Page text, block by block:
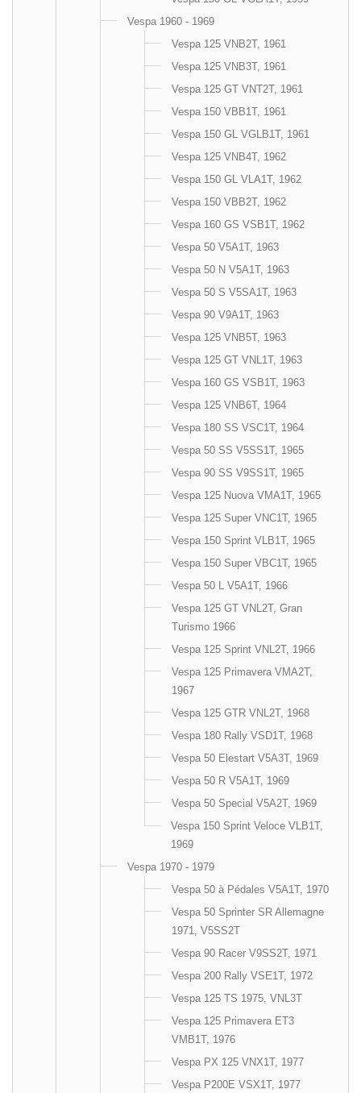
Vespa 1960 - 1969
Vespa 125 VNB2T, 1961
Vespa 125 VNB3T, 1961
Vespa 125 GT VNT2T, 1961
Vespa 150 VBB1T, 1961
Vespa 150 GL VGLB1T, 1961
Vespa 125 VNB4T, 1962
Vespa 150 GL VLA1T, 1962
Vespa 150 VBB2T, 1962
Vespa 160 GS VSB1T, 1962
Vespa 50 V5A1T, 1963
Vespa 50 N V5A1T, 1963
Vespa 50 S V5SA1T, 1963
Vespa 90 V9A1T, 1963
Vespa 125 VNB5T, 1963
Vespa 125 GT VNL1T, 1963
Vespa 160 GS VSB1T, 1963
Vespa 125 VNB6T, 1964
Vespa 180 SS VSC1T, 1964
Vespa 50 SS V5SS1T, 1965
Vespa 90 SS V9SS1T, 1965
Vespa 125 Nuova VMA1T, 1965
Vespa 125 Super VNC1T, 1965
Vespa 150 Sprint VLB1T, 1965
Vespa 150 Super VBC1T, 1965
Vespa 50 L V5A1T, 1966
Vespa 125 GT VNL2T, Gran
Turismo 1966
Vespa 125 Sprint VNL2T, 1966
Vespa 125 Primavera VMA2T,
1967
Vespa 125 GTR VNL2T, 1968
Vespa 180 Rally VSD1T, 1968
Vespa 50 Elestart V5A3T, 1969
Vespa 50 R V5A1T, 1969
Vespa 50 Special V5A2T, 1969
Vespa 150 Sprint Veloce VLB1T,
1969
Vespa 1970 - 1979
Vespa 50 à Pédales V5A1T, 1970
Vespa 50 Sprinter SR Allemagne
1971, V5SS2T
Vespa 90 Racer V9SS2T, 1971
Vespa 200 Rally VSE1T, 1972
Vespa 125 TS 1975, VNL3T
Vespa 125 Primavera ET3
VMB1T, 1976
Vespa PX 125 VNX1T, 1977
Vespa P200E VSX1T, 1977